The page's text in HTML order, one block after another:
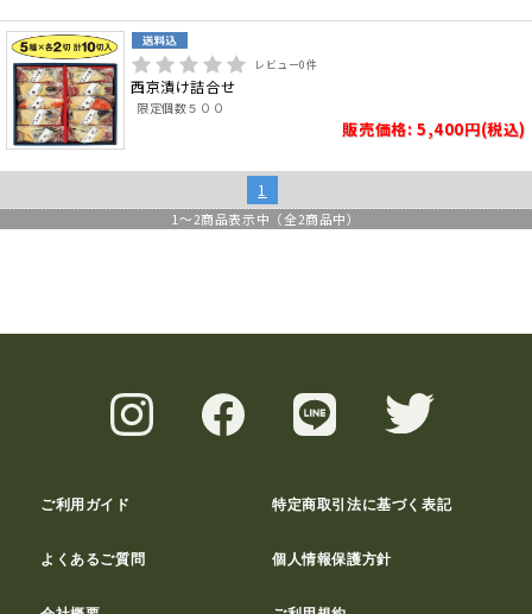
レビュー0件
西京漬け詰合せ
限定個数５００
販売価格: 5,400円(税込)
1
1 ～2商品表示中（全2商品中）
ご利用ガイド 特定商取引法に基づく表記
よくあるご質問 個人情報保護方針